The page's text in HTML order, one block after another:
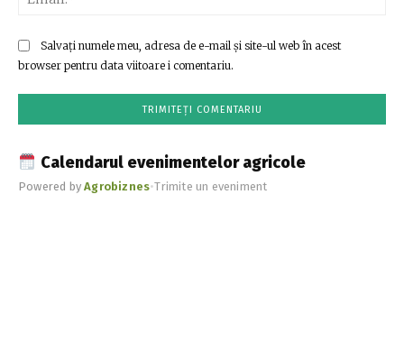
Salvați numele meu, adresa de e-mail și site-ul web în acest
browser pentru data viitoare i comentariu.
Calendarul evenimentelor agricole
Powered byAgrobiznes•Trimite un eveniment